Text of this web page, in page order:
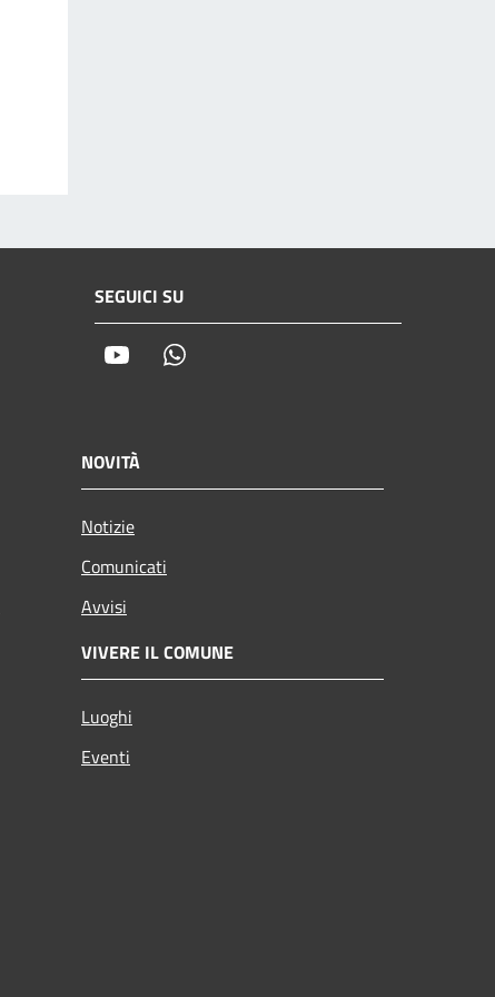
SEGUICI SU
Youtube
NOVITÀ
Notizie
Comunicati
Avvisi
VIVERE IL COMUNE
Luoghi
Eventi